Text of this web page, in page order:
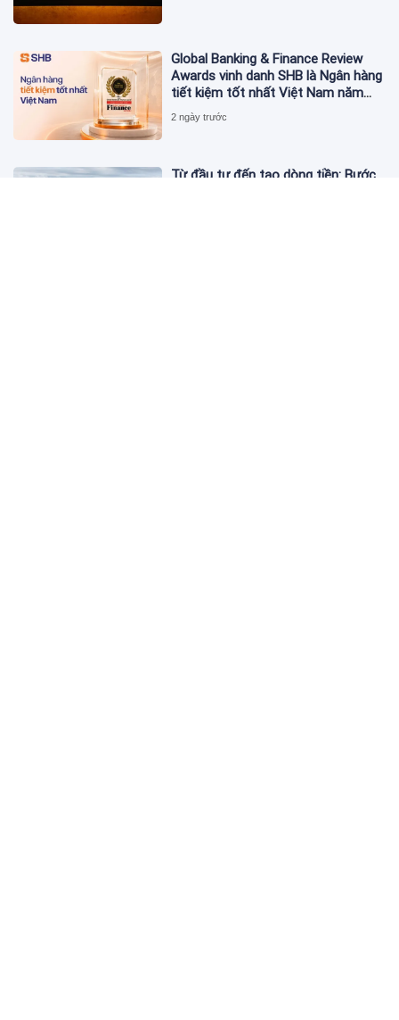
Global Banking & Finance Review
Awards vinh danh SHB là Ngân hàng
tiết kiệm tốt nhất Việt Nam năm
2026
2 ngày trước
Từ đầu tư đến tạo dòng tiền: Bước